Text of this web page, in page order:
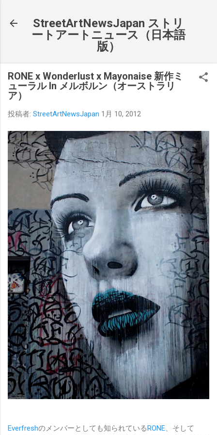
StreetArtNewsJapan ストリ
ートアートニュース（日本語
版）
RONE x Wonderlust x Mayonaise 新作ミ
ューラル In メルボルン（オーストラリ
ア）
投稿者: StreetArtNewsJapan 1月 10, 2012
Everfreshのメンバーとしても知られているRONE、そして